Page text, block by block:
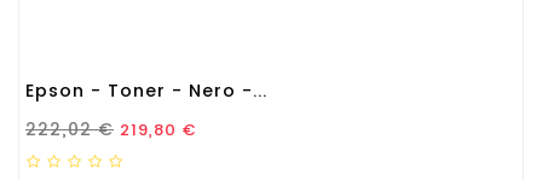
Epson - Toner - Nero -...
Prezzo Standard
222,02 € Prezzo
219,80 €